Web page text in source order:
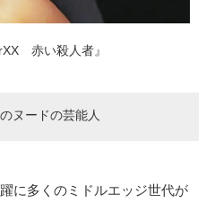
赤い殺人者』
ヌードの芸能人
に多くのミドルエッジ世代が